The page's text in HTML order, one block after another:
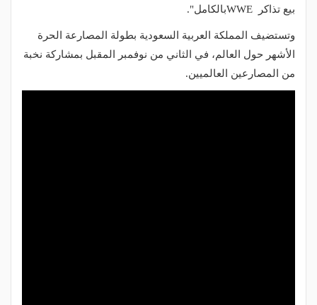
بيع تذاكر
WWEبالكامل"
.
وتستضيف المملكة العربية السعودية بطولة المصارعة الحرة
الأشهر حول العالم، في الثاني من نوفمبر المقبل بمشاركة نخبة
من المصارعين العالميين.